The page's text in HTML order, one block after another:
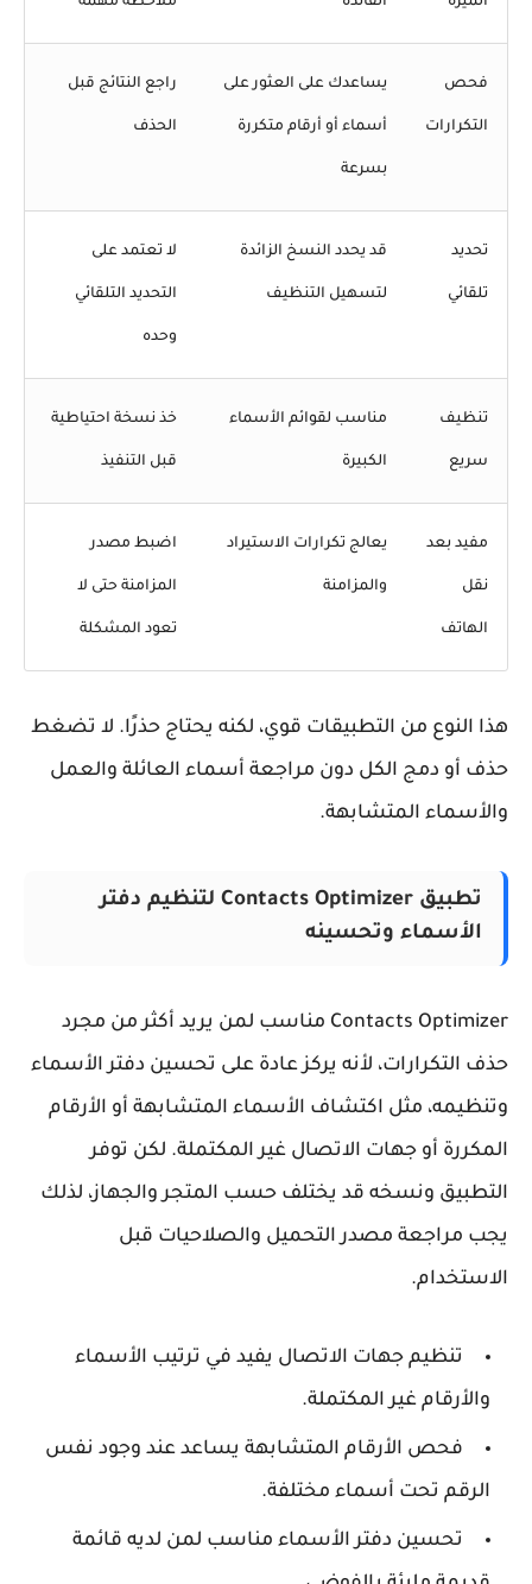
فحص
التكرارات
يساعدك على العثور على
أسماء أو أرقام متكررة
بسرعة
راجع النتائج قبل
الحذف
تحديد
تلقائي
قد يحدد النسخ الزائدة
لتسهيل التنظيف
لا تعتمد على
التحديد التلقائي
تنظيف
سريع
مناسب لقوائم الأسماء
الكبيرة
خذ نسخة احتياطية
قبل التنفيذ
مفيد بعد
الهاتف
يعالج تكرارات الاستيراد
والمزامنة
اضبط مصدر
المزامنة حتى لا
تعود المشكلة
النوع من التطبيقات قوي، لكنه يحتاج حذرًا. لا تضغط
أو دمج الكل دون مراجعة أسماء العائلة والعمل
المتشابهة.
تطبيق Contacts Optimizer لتنظيم دفتر
الأسماء وتحسينه
Contacts Optimizer مناسب لمن يريد أكثر من مجرد
التكرارات، لأنه يركز عادة على تحسين دفتر الأسماء
مثل اكتشاف الأسماء المتشابهة أو الأرقام
أو جهات الاتصال غير المكتملة. لكن توفر
ونسخه قد يختلف حسب المتجر والجهاز، لذلك
مراجعة مصدر التحميل والصلاحيات قبل
تنظيم جهات الاتصاليفيد في ترتيب الأسماء
والأرقام غير المكتملة.
فحص الأرقام المتشابهةيساعد عند وجود نفس
الرقم تحت أسماء مختلفة.
تحسين دفتر الأسماءمناسب لمن لديه قائمة